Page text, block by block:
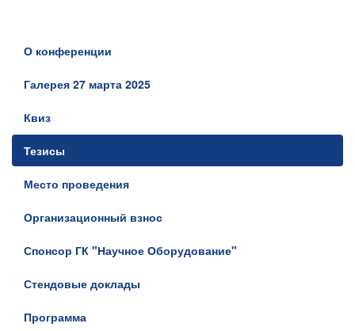
О конференции
Галерея 27 марта 2025
Квиз
Тезисы
Место проведения
Организационный взнос
Спонсор ГК "Научное Оборудование"
Стендовые доклады
Программа